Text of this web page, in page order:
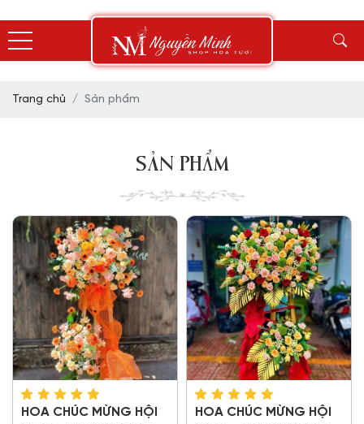
Trang chủ Sản phẩm
SẢN PHẨM
HOA CHÚC MỪNG HỘI
HOA CHÚC MỪNG HỘI